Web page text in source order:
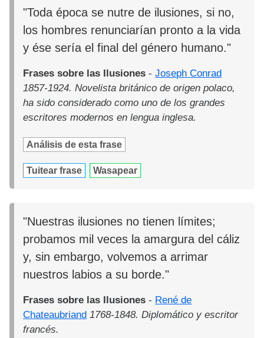
"Toda época se nutre de ilusiones, si no,
los hombres renunciarían pronto a la vida
y ése sería el final del género humano."
Frases sobre las Ilusiones -Joseph Conrad
1857-1924. Novelista británico de origen polaco,
ha sido considerado como uno de los grandes
escritores modernos en lengua inglesa.
Análisis de esta frase
Tuitear frase Wasapear
"Nuestras ilusiones no tienen límites;
probamos mil veces la amargura del cáliz
y, sin embargo, volvemos a arrimar
nuestros labios a su borde."
Frases sobre las Ilusiones - René de
Chateaubriand 1768-1848. Diplomático y escritor
francés.